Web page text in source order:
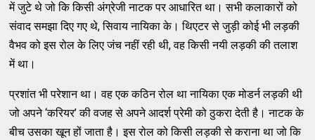
में जुटे थे जो कि किसी अंग्रेजी नाटक पर आधारित था। सभी कलाकारों को
संवाद समझा दिए गए थे, सिवाय नायिका के। थिएटर से जुड़ी कोई भी लड़की
वैभव को इस रोल के लिए जंच नहीं रही थी, वह किसी नयी लड़की की तलाश
में था।
प्रशांत भी परेशान था। वह एक कठिन रोल था नायिका एक मोडर्न लड़की थी
जो अपने ‘करियर’ की वजह से अपने आदर्श प्रेमी को ठुकरा देती है। नाटक के
बीच उसका खून हों जाता है। इस रोल को किसी लड़की से कराना था जो कि